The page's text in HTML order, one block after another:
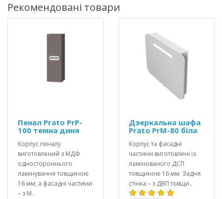
Рекомендовані товари
Пенал Prato PrP-
100 темна диня
Корпус пеналу
виготовлений з МДФ
одностороннього
ламінування товщиною
16 мм, а фасадні частини
– з М..
Дзеркальна шафа
Prato PrM-80 біла
Корпус та фасадні
частини виготовлені із
ламінованого ДСП
товщиною 16 мм. Задня
стінка – з ДВП товщи..